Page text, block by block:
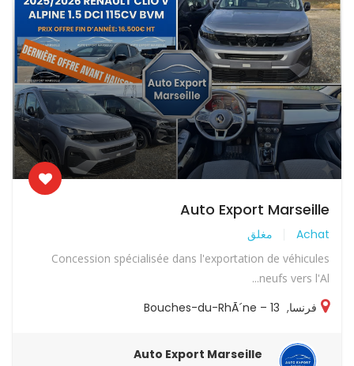
Auto Export Marseille
Achat مغلق
Concession spécialisée dans l'exportation de véhicules
neufs vers l'Al...
فرنسا,
13 – Bouches-du-RhÃ´ne
Auto Export Marseille